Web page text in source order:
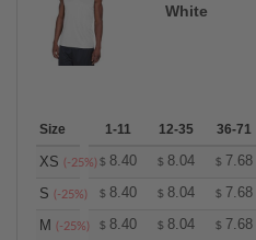
White
Size 1-11 12-35 36-71
XS (-25%) $ 8.40 $ 8.04 $ 7.68
S (-25%) $ 8.40 $ 8.04 $ 7.68
M (-25%) $ 8.40 $ 8.04 $ 7.68